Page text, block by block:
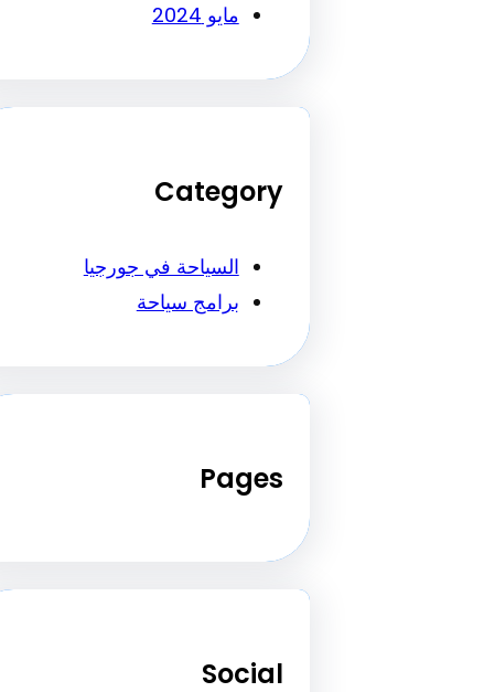
مايو 2024
Category
السياحة في جورجيا
برامج سياحة
Pages
Social